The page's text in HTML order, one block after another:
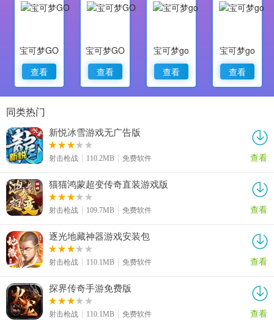
宝可梦GO
查看
宝可梦GO
查看
宝可梦go
查看
宝可梦go
查看
同类热门
新悦冰雪游戏无广告版
射击枪战 110.2MB 免费软件 查看
猫猫鸿蒙超变传奇直装游戏版
射击枪战 109.7MB 免费软件 查看
逐光地藏神器游戏安装包
射击枪战 110.1MB 免费软件 查看
探界传奇手游免费版
射击枪战 110.1MB 免费软件 查看